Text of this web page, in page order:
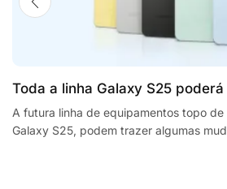
Toda a linha Galaxy S25
processadores
F2 Plus, and MaxG2 e-scooters
A futura linha de equipamentos topo
Galaxy S25, podem trazer algumas